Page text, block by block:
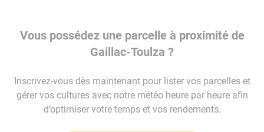
Vous possédez une parcelle à proximité de
Gaillac-Toulza ?
Inscrivez-vous dès maintenant pour lister vos parcelles et
gérer vos cultures avec notre météo heure par heure afin
d’optimiser votre temps et vos rendements.